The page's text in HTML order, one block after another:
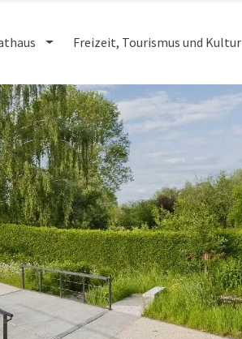
Freizeit, Tourismus und Kultur